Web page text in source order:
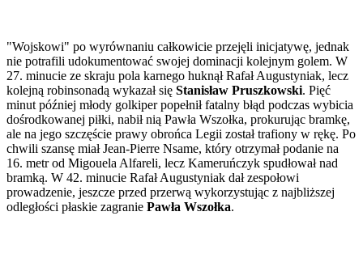
"Wojskowi" po wyrównaniu całkowicie przejęli inicjatywę, jednak
nie potrafili udokumentować swojej dominacji kolejnym golem. W
27. minucie ze skraju pola karnego huknął Rafał Augustyniak, lecz
kolejną robinsonadą wykazał się Stanisław Pruszkowski. Pięć
minut później młody golkiper popełnił fatalny błąd podczas wybicia
dośrodkowanej piłki, nabił nią Pawła Wszołka, prokurując bramkę,
ale na jego szczęście prawy obrońca Legii został trafiony w rękę. Po
chwili szansę miał Jean-Pierre Nsame, który otrzymał podanie na
16. metr od Migouela Alfareli, lecz Kameruńczyk spudłował nad
bramką. W 42. minucie Rafał Augustyniak dał zespołowi
prowadzenie, jeszcze przed przerwą wykorzystując z najbliższej
odległości płaskie zagranie Pawła Wszołka.